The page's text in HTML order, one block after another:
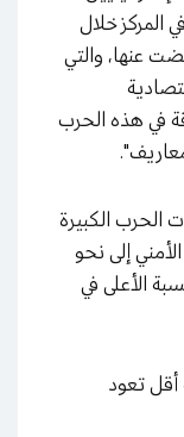
المركز خلال
عنها، والتي
في هذه الحرب
الحرب الكبيرة
إلى نحو
الأعلى في
أقل تعود